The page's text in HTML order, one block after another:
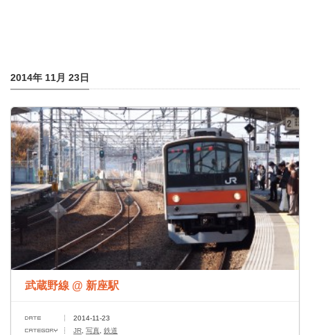
2014年 11月 23日
武蔵野線 @ 新座駅
2014-11-23
JR 写真
鉄道